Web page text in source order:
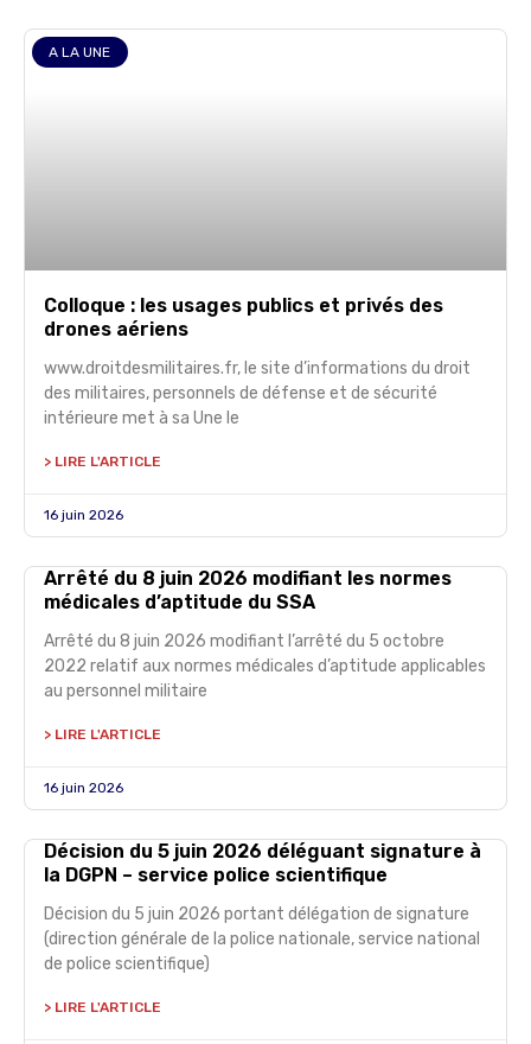
A LA UNE
Colloque : les usages publics et privés des
drones aériens
www.droitdesmilitaires.fr, le site d’informations du droit
des militaires, personnels de défense et de sécurité
intérieure met à sa Une le
> LIRE L'ARTICLE
16 juin 2026
Arrêté du 8 juin 2026 modifiant les normes
médicales d’aptitude du SSA
Arrêté du 8 juin 2026 modifiant l’arrêté du 5 octobre
2022 relatif aux normes médicales d’aptitude applicables
au personnel militaire
> LIRE L'ARTICLE
16 juin 2026
Décision du 5 juin 2026 déléguant signature à
la DGPN – service police scientifique
Décision du 5 juin 2026 portant délégation de signature
(direction générale de la police nationale, service national
de police scientifique)
> LIRE L'ARTICLE